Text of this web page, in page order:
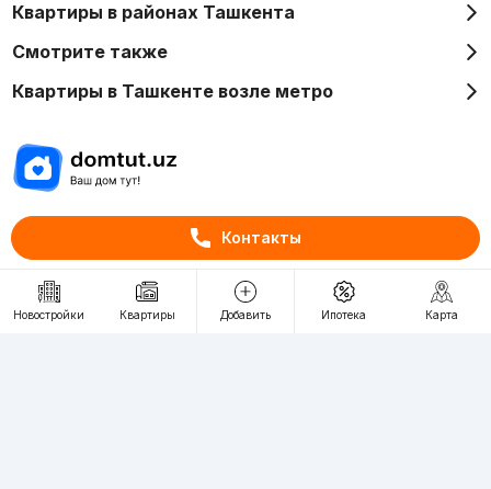
Контакты
Новостройки Квартиры Добавить Ипотека Карта
Квартиры в районах Ташкента
Смотрите также
Квартиры в Ташкенте возле метро
Отдел рекламы
+998 (78) 113-20-86
+998 (93) 390-30-10
Пн-Пт. С 9:30 до 18:00